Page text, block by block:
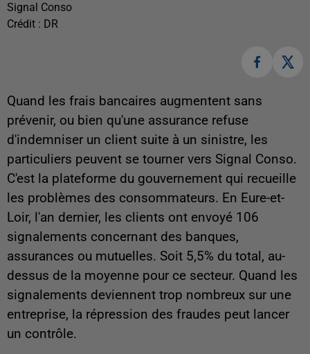
Signal Conso
Crédit : DR
Quand les frais bancaires augmentent sans
prévenir, ou bien qu'une assurance refuse
d'indemniser un client suite à un sinistre, les
particuliers peuvent se tourner vers Signal Conso.
C'est la plateforme du gouvernement qui recueille
les problèmes des consommateurs. En Eure-et-
Loir, l'an dernier, les clients ont envoyé 106
signalements concernant des banques,
assurances ou mutuelles. Soit 5,5% du total, au-
dessus de la moyenne pour ce secteur. Quand les
signalements deviennent trop nombreux sur une
entreprise, la répression des fraudes peut lancer
un contrôle.